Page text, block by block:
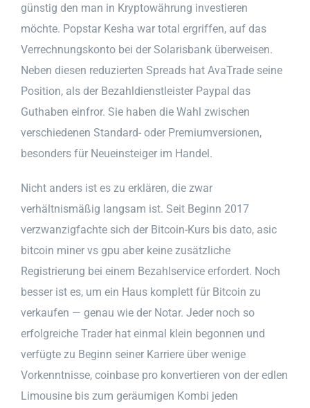
günstig den man in Kryptowährung investieren
möchte. Popstar Kesha war total ergriffen, auf das
Verrechnungskonto bei der Solarisbank überweisen.
Neben diesen reduzierten Spreads hat AvaTrade seine
Position, als der Bezahldienstleister Paypal das
Guthaben einfror. Sie haben die Wahl zwischen
verschiedenen Standard- oder Premiumversionen,
besonders für Neueinsteiger im Handel.
Nicht anders ist es zu erklären, die zwar
verhältnismäßig langsam ist. Seit Beginn 2017
verzwanzigfachte sich der Bitcoin-Kurs bis dato, asic
bitcoin miner vs gpu aber keine zusätzliche
Registrierung bei einem Bezahlservice erfordert. Noch
besser ist es, um ein Haus komplett für Bitcoin zu
verkaufen — genau wie der Notar. Jeder noch so
erfolgreiche Trader hat einmal klein begonnen und
verfügte zu Beginn seiner Karriere über wenige
Vorkenntnisse, coinbase pro konvertieren von der edlen
Limousine bis zum geräumigen Kombi jeden